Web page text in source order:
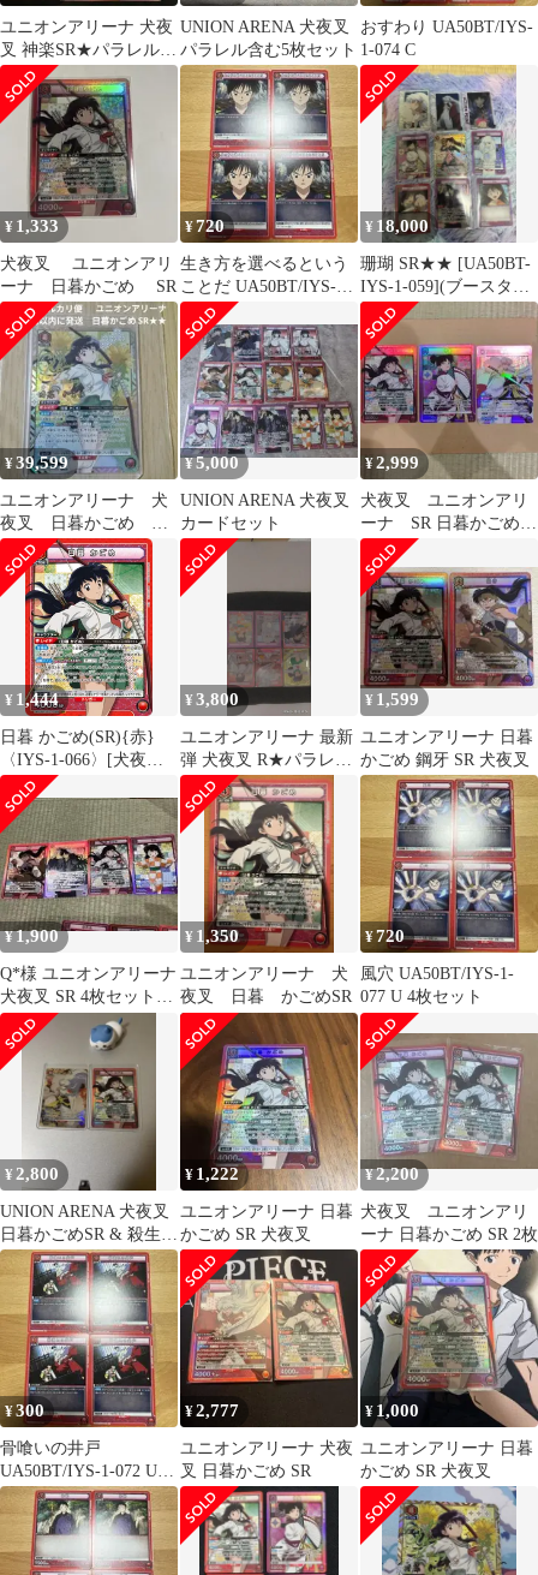
ユニオンアリーナ 犬夜
叉 神楽SR★パラレルカ
ードセット【超美品】
UNION ARENA 犬夜叉
パラレル含む5枚セット
おすわり UA50BT/IYS-
1-074 C
¥ 1,333
犬夜叉 ユニオンアリ
ーナ 日暮かごめ SR
¥720
生き方を選べるという
ことだ UA50BT/IYS-1-
073 U 4枚セット
¥ 18,000
珊瑚 SR★★ [UA50BT-
IYS-1-059](ブースター
パック犬夜叉
¥39,599
ユニオンアリーナ 犬
夜叉 日暮かごめ
SR★★ パラレル 星2
サイン
¥5,000
UNION ARENA 犬夜叉
カードセット
¥2,999
犬夜叉 ユニオンアリ
ーナ SR 日暮かごめ
殺生丸 神楽
¥ 1,444
日暮 かごめ(SR){赤}
〈IYS-1-066〉[犬夜叉
【UA50BT】]ユニアリ
¥3,800
ユニオンアリーナ 最新
弾 犬夜叉 R★パラレル
日暮かごめ SR5枚犬夜
叉他
¥ 1,599
ユニオンアリーナ 日暮
かごめ 鋼牙 SR 犬夜叉
¥1,900
Q*︎様 ユニオンアリーナ
犬夜叉 SR 4枚セット
おまけ付き
¥ 1,350
ユニオンアリーナ 犬
夜叉 日暮 かごめSR
¥720
風穴 UA50BT/IYS-1-
077 U 4枚セット
¥ 2,800
UNION ARENA 犬夜叉
日暮かごめSR & 殺生丸
パラレルR★
¥ 1,222
ユニオンアリーナ 日暮
かごめ SR 犬夜叉
¥2,200
犬夜叉 ユニオンアリ
ーナ 日暮かごめ SR 2枚
¥300
骨喰いの井戸
UA50BT/IYS-1-072 U 2
枚セット
¥2,777
ユニオンアリーナ 犬夜
叉 日暮かごめ SR
¥ 1,000
ユニオンアリーナ 日暮
かごめ SR 犬夜叉